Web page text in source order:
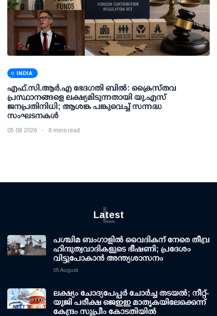
INDIA
എഫ്.സി.ആര്‍.എ ഭേദഗതി ബില്‍: ക്രൈസ്തവ
പ്രസ്ഥാനങ്ങളെ ലക്ഷ്യമിടുന്നതായി യു.എസ്
ജനപ്രതിനിധി; ആശങ്ക പങ്കുവെച്ച് സന്നദ്ധ
സംഘടനകള്‍
05 08 2026 8 mins read
Latest
L
പശ്ചിമ ബംഗാളിൽ വൈദികന് നേരെ തീവ്ര
ഹിന്ദുത്വവാദികളുടെ ഭീഷണി; പ്രദേശം
വിട്ടുപോകാൻ അന്ത്യശാസനം
05 August
ലക്ഷ്യം ചോദ്യപേപ്പര്‍ ചോര്‍ച്ച തടയല്‍; നീറ്റ്-
യുജി പരീക്ഷ ജെഇഇ മാതൃകയിലേക്കെന്ന്
കേന്ദ്രം സുപ്രീം കോടതിയില്‍